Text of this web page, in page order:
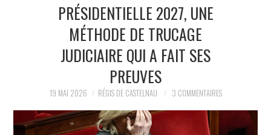
PRÉSIDENTIELLE 2027, UNE
MÉTHODE DE TRUCAGE
JUDICIAIRE QUI A FAIT SES
PREUVES
19 MAI 2026 RÉGIS DE CASTELNAU 3 COMMENTAIRES